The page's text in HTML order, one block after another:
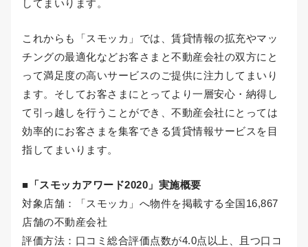
してまいります。
これからも「スモッカ」では、賃貸情報の拡充やマッ
チングの最適化などお客さまと不動産会社の双方にと
って満足度の高いサービスのご提供に注力してまいり
ます。そしてお客さまにとってより一層安心・納得し
て引っ越しを行うことができ、不動産会社にとっては
効率的にお客さまを集客できる賃貸情報サービスを目
指してまいります。
■「スモッカアワード2020」実施概要
対象店舗：「スモッカ」へ物件を掲載する全国16,867
店舗の不動産会社
評価方法：口コミ総合評価点数が4.0点以上、且つ口コ